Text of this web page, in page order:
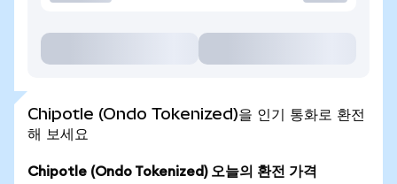
Chipotle (Ondo Tokenized)을 인기 통화로 환전
해 보세요
Chipotle (Ondo Tokenized) 오늘의 환전 가격